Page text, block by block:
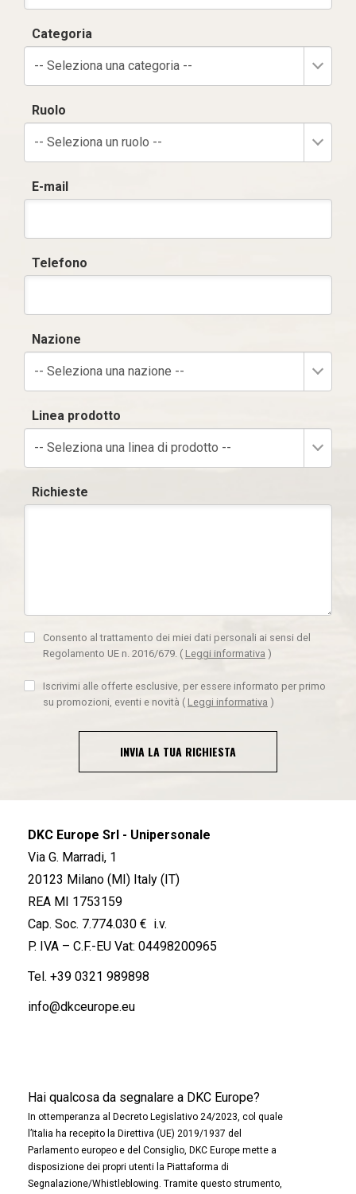
Categoria
-- Seleziona una categoria --
Ruolo
-- Seleziona un ruolo --
E-mail
Telefono
Nazione
-- Seleziona una nazione --
Linea prodotto
-- Seleziona una linea di prodotto --
Richieste
Consento al trattamento dei miei dati personali ai sensi del
Regolamento UE n. 2016/679. ( Leggi informativa )
Iscrivimi alle offerte esclusive, per essere informato per primo
su promozioni, eventi e novità ( Leggi informativa )
INVIA LA TUA RICHIESTA
DKC Europe Srl - Unipersonale
Via G. Marradi, 1
20123 Milano (MI) Italy (IT)
REA MI 1753159
Cap. Soc. 7.774.030 € i.v.
P. IVA – C.F.-EU Vat: 04498200965
Tel. +39 0321 989898
info@dkceurope.eu
Hai qualcosa da segnalare a DKC Europe?
In ottemperanza al Decreto Legislativo 24/2023, col quale
l’Italia ha recepito la Direttiva (UE) 2019/1937 del
Parlamento europeo e del Consiglio, DKC Europe mette a
disposizione dei propri utenti la Piattaforma di
Segnalazione/Whistleblowing. Tramite questo strumento,